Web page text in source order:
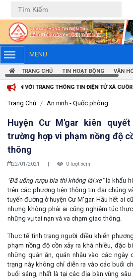
MENU
TRANG CHỦ TIN HOẠT ĐỘNG VĂN
THÔNG TIN ĐIỆN TỬ XÃ CUÔR ĐĂNG
Trang Chủ An ninh - Quốc phòng
Huyện Cư M'gar kiên
trường hợp vi phạm nồng độ
thông
22/01/2021 | 0 lượt xem
"Đã uống rượu bia thì không lái xe"là khẩu
trên các phương tiện thông tin đại chúng
tuyến đường ở huyện Cư M'gar. Hầu hết ai
nhưng không phải ai cũng nghiêm túc
những vụ tai nạn và va chạm giao thông.
Thực tế tình trạng người điều khiển
phạm nồng độ cồn xảy ra khá nhiều, đặc
những quán ăn, quán nhậu vào các ngày
trạng này không chỉ diễn ra vào các buổi
buổi sáng, nhất là tại các địa bàn vùng